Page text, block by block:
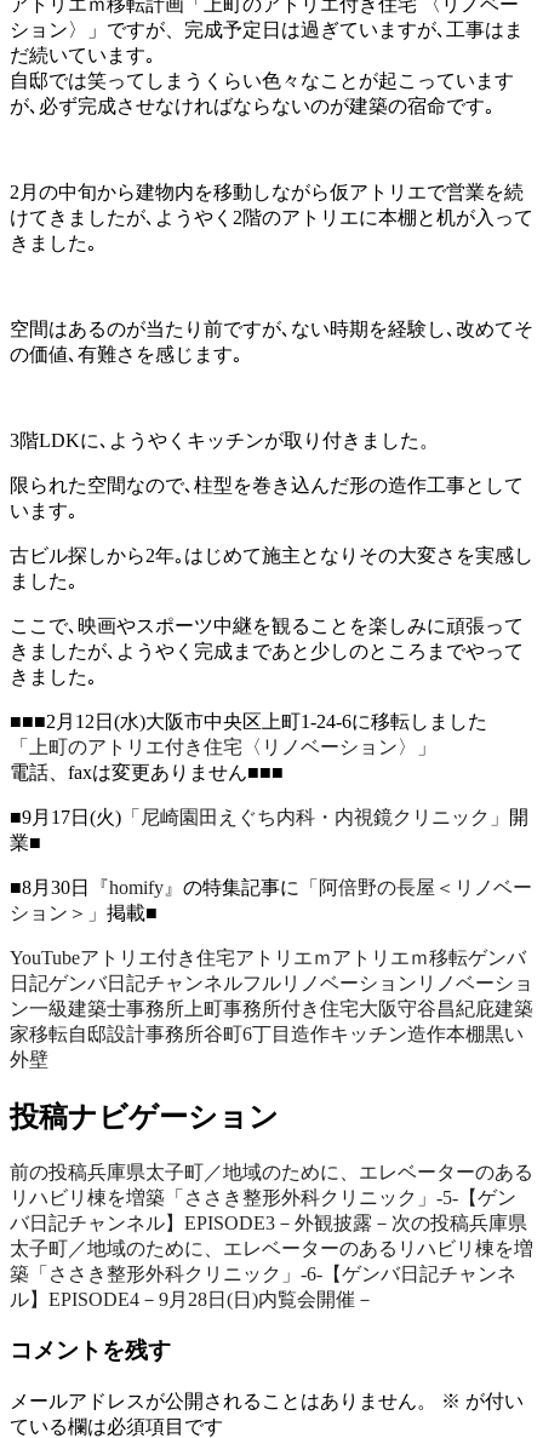
ション〉」ですが、完成予定日は過ぎていますが､工事はま
だ続いています｡
自邸では笑ってしまうくらい色々なことが起こっています
が､必ず完成させなければならないのが建築の宿命です｡
2月の中旬から建物内を移動しながら仮アトリエで営業を続
けてきましたが､ようやく2階のアトリエに本棚と机が入って
きました｡
空間はあるのが当たり前ですが､ない時期を経験し､改めてそ
の価値､有難さを感じます｡
3階LDKに､ようやくキッチンが取り付きました。
限られた空間なので､柱型を巻き込んだ形の造作工事として
います｡
古ビル探しから2年｡はじめて施主となりその大変さを実感し
ました｡
ここで､映画やスポーツ中継を観ることを楽しみに頑張って
きましたが､ようやく完成まであと少しのところまでやって
きました｡
■■■2月12日(水)大阪市中央区上町1-24-6に移転しました
「上町のアトリエ付き住宅〈リノベーション〉」
電話、faxは変更ありません■■■
■9月17日(火) 「尼崎園田えぐち内科・内視鏡クリニック」
開
業■
■8月30日 『homify』 の特集記事に
「阿倍野の長屋＜リノベー
ション＞」 掲載■
YouTubeアトリエ付き住宅アトリエｍアトリエｍ移転ゲンバ
日記ゲンバ日記チャンネルフルリノベーション リノベーショ
ン一級建築士事務所 上町事務所付き住宅大阪守谷昌紀庇建築
家移転自邸設計事務所谷町6丁目 造作キッチン造作本棚黒い
外壁
投稿ナビゲーション
前の投稿兵庫県太子町／地域のために、エレベーターのある
リハビリ棟を増築「ささき整形外科クリニック」‐5‐【ゲン
バ日記チャンネル】EPISODE3－外観披露－ 次の投稿兵庫県
太子町／地域のために、エレベーターのあるリハビリ棟を増
築「ささき整形外科クリニック」‐6‐【ゲンバ日記チャンネ
ル】EPISODE4－9月28日(日)内覧会開催－
コメントを残す
メールアドレスが公開されることはありません。 ※ が付い
ている欄は必須項目です